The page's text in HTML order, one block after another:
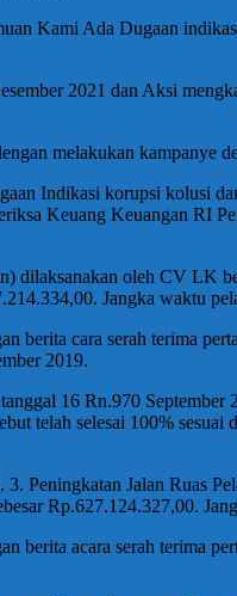
Kami Ada Dugaan
2021 dan Aksi
melakukan
Indikasi korupsi kolusi
Keuang Keuangan RI
dilaksanakan oleh CV LK
Jangka waktu
berita cara serah terima
2019.
16 Rn.970 September
telah selesai 100%
Peningkatan Jalan Ruas
Rp.627.124.327,00.
berita acara serah